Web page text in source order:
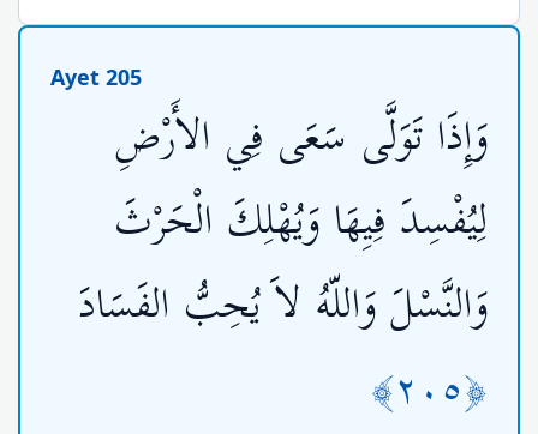
Ayet 205
وَإِذَا تَوَلَّى سَعَى فِي الأَرْضِ
لِيُفْسِدَ فِيِهَا وَيُهْلِكَ الْحَرْثَ
وَالنَّسْلَ وَاللّهُ لاَ يُحِبُّ الفَسَادَ
﴿٢٠٥﴾